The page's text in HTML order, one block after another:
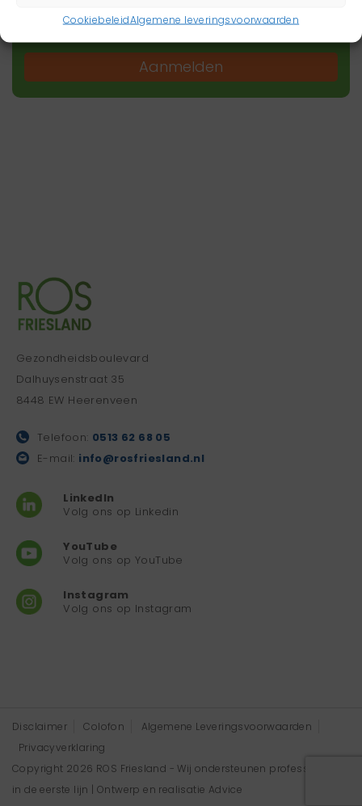
CookiebeleidAlgemene leveringsvoorwaarden
Aanmelden
Gezondheidsboulevard
Dalhuysenstraat 35
8448 EW Heerenveen
Telefoon: 0513 62 68 05
E-mail: info@rosfriesland.nl
LinkedIn
Volg ons op Linkedin
YouTube
Volg ons op YouTube
Instagram
Volg ons op Instagram
Disclaimer Colofon
Algemene Leveringsvoorwaarden
Privacyverklaring
Copyright 2026 ROS Friesland - Wij ondersteunen professionals
in de eerste lijn | Ontwerp en realisatie Advice